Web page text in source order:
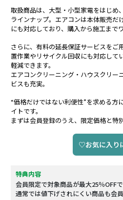
取扱商品は、大型・小型家電をはじめ
ラインナップ。エアコンは本体販売だ
にも対応しており、購入から施工まで
さらに、有料の延長保証サービスをご
置作業やリサイクル回収にも対応して
軽減できます。
エアコンクリーニング・ハウスクリー
ビスも充実。
“価格だけではない利便性”を求める方
イトです。
まずは会員登録のうえ、限定価格と特
♡お気に入り
特典内容
会員限定で対象商品が最大25％OFF
通常では値下げされにくい商品も会